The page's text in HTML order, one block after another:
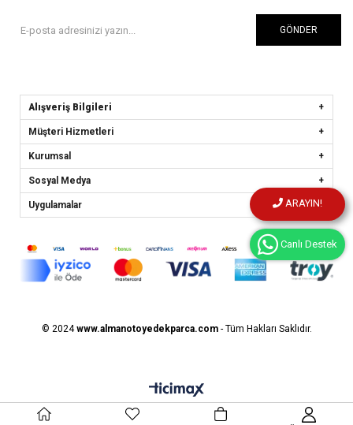
GÖNDER
Alışveriş Bilgileri
Müşteri Hizmetleri
Kurumsal
Sosyal Medya
Uygulamalar
© 2024www.almanotoyedekparca.com- Tüm Hakları Saklıdır.
ARAYIN!
Canlı Destek